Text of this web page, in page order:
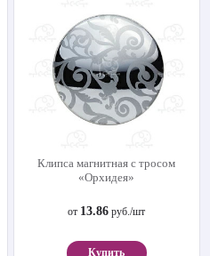
Клипса магнитная с тросом
«Орхидея»
от 13.86 руб./шт
Купить